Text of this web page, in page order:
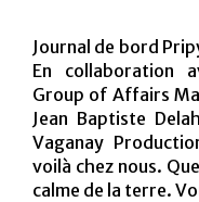
Journal de bord
En collaboration
Group of Affairs
Jean Baptiste
Vaganay
voilà chez nous.
calme de la terre.